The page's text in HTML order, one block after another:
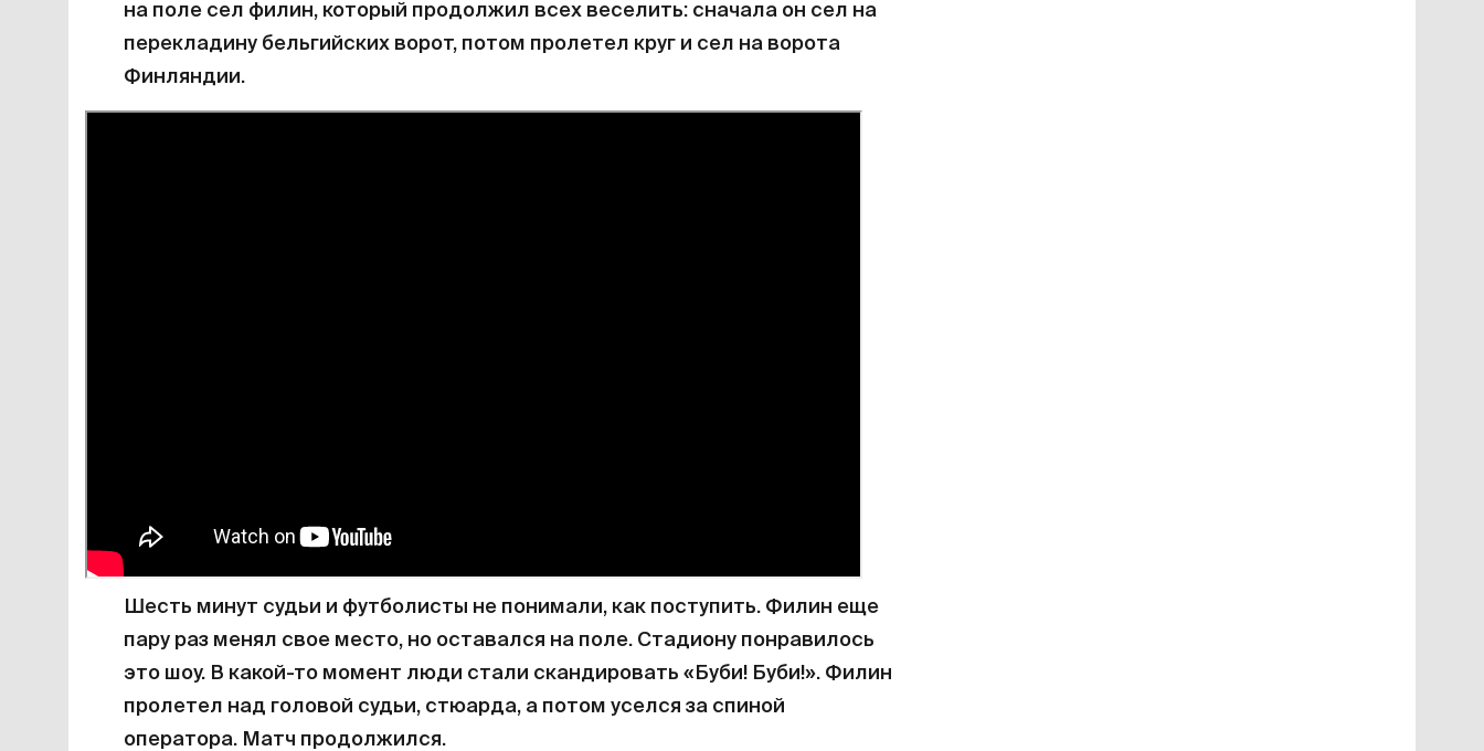
на поле сел филин, который продолжил всех веселить: сначала он сел на
перекладину бельгийских ворот, потом пролетел круг и сел на ворота
Финляндии.
Шесть минут судьи и футболисты не понимали, как поступить. Филин еще
пару раз менял свое место, но оставался на поле. Стадиону понравилось
это шоу. В какой-то момент люди стали скандировать «Буби! Буби!». Филин
пролетел над головой судьи, стюарда, а потом уселся за спиной
оператора. Матч продолжился.